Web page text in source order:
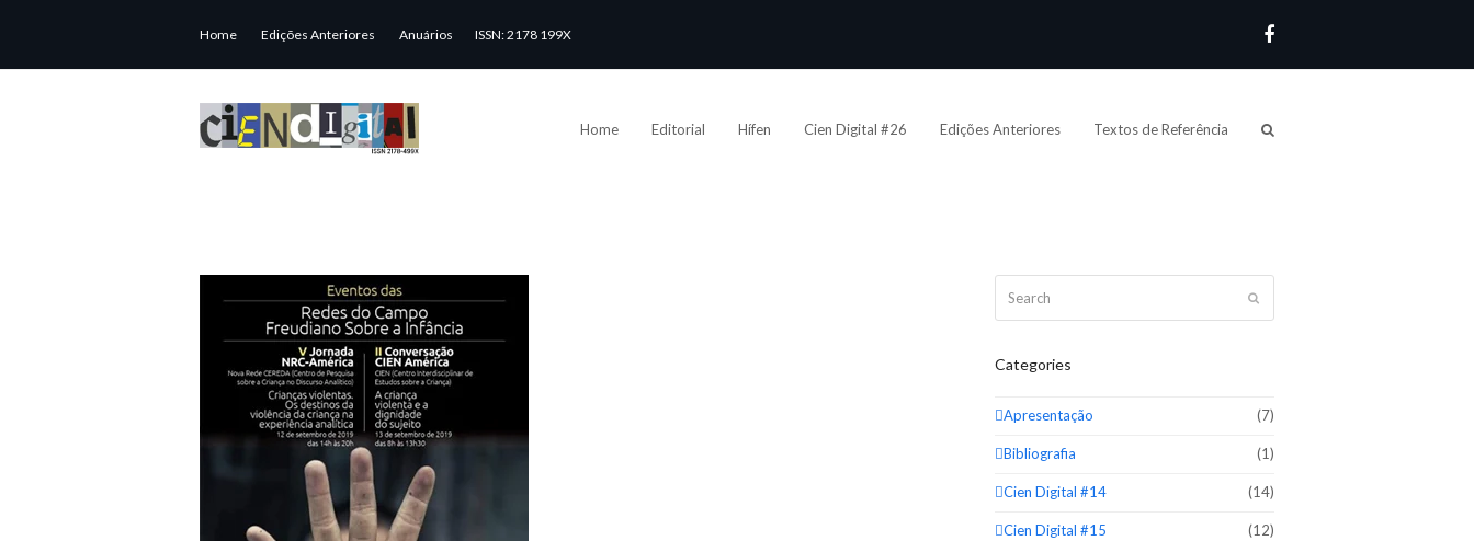
Home Edições Anteriores Anuários ISSN: 2178 199X Facebook
Home Editorial Hífen Cien Digital #26 Edições Anteriores Textos de Referência
Categories
Apresentação (7)
Bibliografia (1)
Cien Digital #14 (14)
Cien Digital #15 (12)